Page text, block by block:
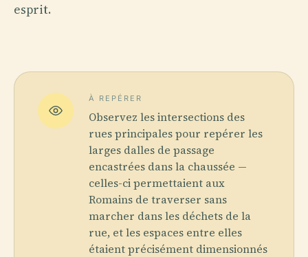
esprit.
À REPÉRER
Observez les intersections des
rues principales pour repérer les
larges dalles de passage
encastrées dans la chaussée —
celles-ci permettaient aux
Romains de traverser sans
marcher dans les déchets de la
rue, et les espaces entre elles
étaient précisément dimensionnés